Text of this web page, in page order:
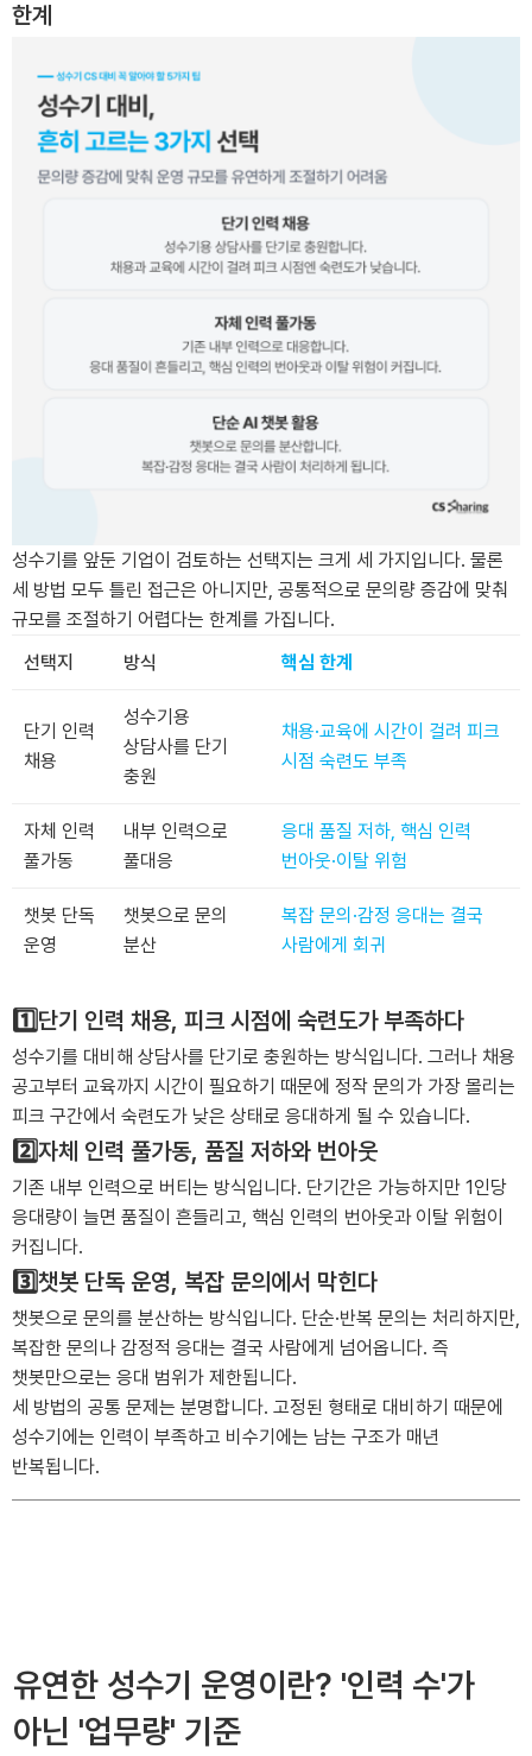
한계
성수기를 앞둔 기업이 검토하는 선택지는 크게 세 가지입니다. 물론
세 방법 모두 틀린 접근은 아니지만, 공통적으로 문의량 증감에 맞춰
규모를 조절하기 어렵다는 한계를 가집니다.
선택지
방식 핵심 한계
단기 인력
채용
성수기용
상담사를 단기
충원
채용·교육에 시간이 걸려 피크
시점 숙련도 부족
자체 인력
풀가동
내부 인력으로
풀대응
응대 품질 저하, 핵심 인력
번아웃·이탈 위험
챗봇 단독
운영
챗봇으로 문의
분산
복잡 문의·감정 응대는 결국
사람에게 회귀
1️⃣단기 인력 채용, 피크 시점에 숙련도가 부족하다
성수기를 대비해 상담사를 단기로 충원하는 방식입니다. 그러나 채용
공고부터 교육까지 시간이 필요하기 때문에 정작 문의가 가장 몰리는
피크 구간에서 숙련도가 낮은 상태로 응대하게 될 수 있습니다.
2️⃣자체 인력 풀가동, 품질 저하와 번아웃
기존 내부 인력으로 버티는 방식입니다. 단기간은 가능하지만 1인당
응대량이 늘면 품질이 흔들리고, 핵심 인력의 번아웃과 이탈 위험이
커집니다.
3️⃣챗봇 단독 운영, 복잡 문의에서 막힌다
챗봇으로 문의를 분산하는 방식입니다. 단순·반복 문의는 처리하지만,
복잡한 문의나 감정적 응대는 결국 사람에게 넘어옵니다. 즉
챗봇만으로는 응대 범위가 제한됩니다.
세 방법의 공통 문제는 분명합니다. 고정된 형태로 대비하기 때문에
성수기에는 인력이 부족하고 비수기에는 남는 구조가 매년
반복됩니다.
유연한 성수기 운영이란? '인력 수'가
아닌 '업무량' 기준